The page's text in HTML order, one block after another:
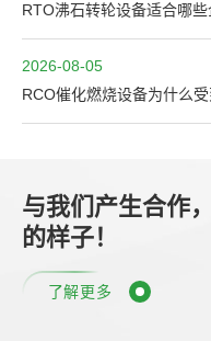
RTO沸石转轮设备适合哪
2026-08-05
RCO催化燃烧设备为什么
与我们产生合作
的样子！
了解更多